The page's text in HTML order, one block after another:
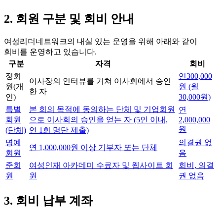
2. 회원 구분 및 회비 안내
여성리더네트워크의 내실 있는 운영을 위해 아래와 같이
회비를 운영하고 있습니다.
구분
자격
회비
정회
원(개
인)
이사장의 인터뷰를 거쳐 이사회에서 승인
한 자
연300,000
원 (월
30,000원)
특별
회원
(단체)
본 회의 목적에 동의하는 단체 및 기업회원
으로 이사회의 승인을 얻는 자 (5인 이내,
연 1회 명단 제출)
연
2,000,000
원
명예
회원
연 1,000,000원 이상 기부자 또는 단체
의결권 없
음
준회
원
여성인재 아카데미 수료자 및 웹사이트 회
원
회비, 의결
권 없음
3. 회비 납부 계좌